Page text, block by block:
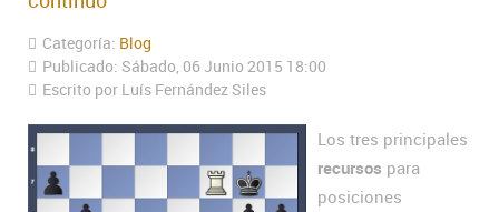
Categoría: Blog
Publicado: Sábado, 06 Junio 2015 18:00
Escrito por Luís Fernández Siles
Los tres principales
recursos para
posiciones